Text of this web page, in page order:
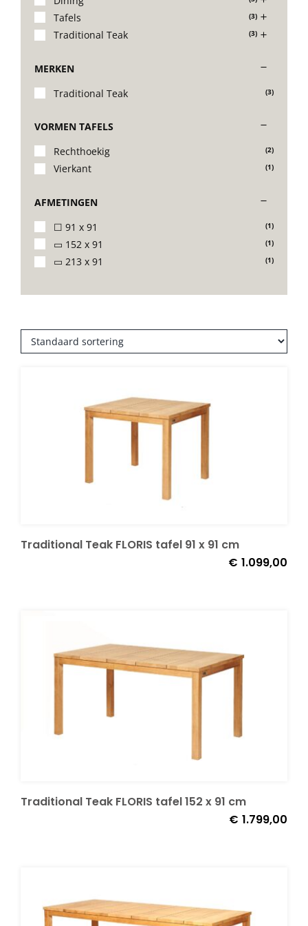
Stoelen
Tafels
Barset
Deck Chairs + voetbanken
Banken
Ligbedden
Decoratie kussens
Beschermhoezen
Onze merken
Tafels (3)
Traditional Teak (3)
MERKEN
Traditional Teak
(3)
VORMEN TAFELS
Rechthoekig
(2)
Vierkant (1)
AFMETINGEN
☐ 91 x 91
(1)
▭ 152 x 91 (1)
▭ 213 x 91 (1)
Traditional Teak FLORIS tafel 91 x 91 cm
€ 1.099,00
Traditional Teak FLORIS tafel 152 x 91 cm
€ 1.799,00